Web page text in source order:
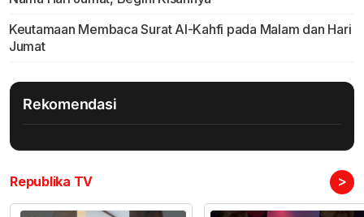
Keutamaan Membaca Surat Al-Kahfi pada Malam dan Hari
Jumat
Rekomendasi
Republika TV >